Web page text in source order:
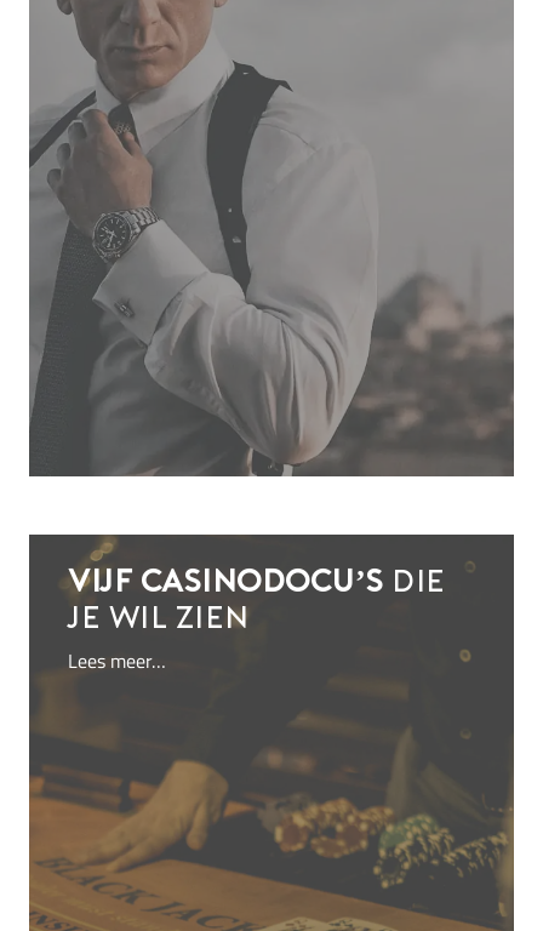
Vijf casinodocu’s die
je wil zien
Lees meer…